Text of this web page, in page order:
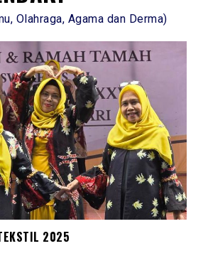
Olahraga, Agama dan Derma)
2025